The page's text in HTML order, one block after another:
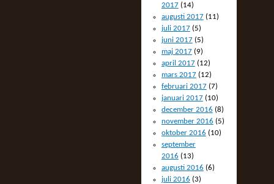
2017(14)
augusti 2017(11)
juli 2017(5)
juni 2017(5)
maj 2017(9)
april 2017(12)
mars 2017(12)
februari 2017(7)
januari 2017(10)
december 2016 (8)
november 2016 (5)
oktober 2016 (10)
september
2016 (13)
augusti 2016 (6)
juli 2016 (3)